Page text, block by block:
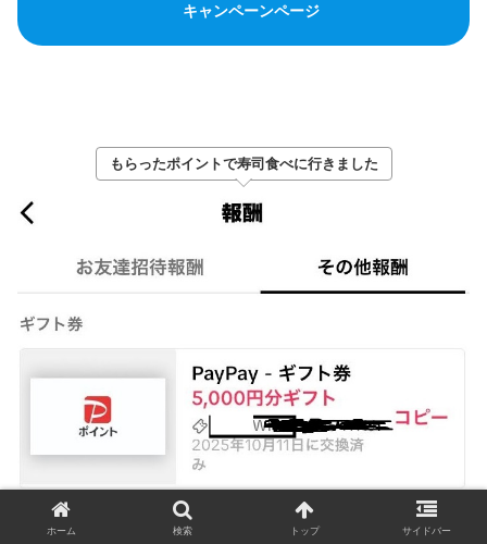
キャンペーンページ
もらったポイントで寿司食べに行きました
ホーム 検索 トップ サイドバー